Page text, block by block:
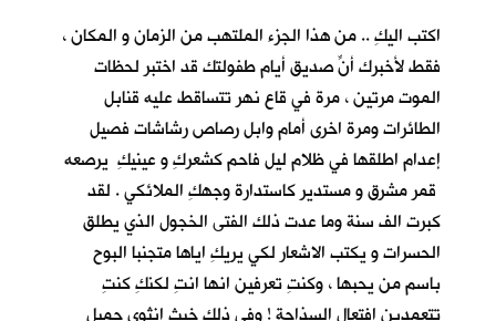
اكتب اليكِ .. من هذا الجزء الملتهب من الزمان و المكان ،
فقط لأخبرك أنّ صديق أيام طفولتكِ قد اختبر لحظات
الموت مرتين ، مرة في قاع نهر تتساقط عليه قنابل
الطائرات ومرة اخرى أمام وابل رصاص رشاشات فصيل
إعدام اطلقها في ظلام ليل فاحم كشعركِ و عينيكِ يرصعه
قمر مشرق و مستدير كاستدارة وجهكِ الملائكي . لقد
كبرت الف سنة وما عدت ذلك الفتى الخجول الذي يطلق
الحسرات و يكتب الاشعار لكي يريكِ اياها متجنبا البوح
باسم من يحبها ، وكنتِ تعرفين انها انتِ لكنكِ كنتِ